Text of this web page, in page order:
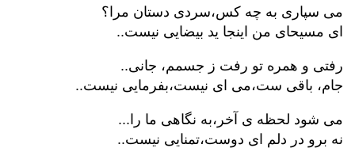
می سپاری به چه کس،سردی دستان مرا؟
ای مسیحای من اینجا ید بیضایی نیست..
رفتی و همره تو رفت ز جسمم، جانی..
جام، باقی ست،می ای نیست،بفرمایی نیست..
می شود لحظه ی آخر،به نگاهی ما را...
نه برو در دلم ای دوست،تمنایی نیست..